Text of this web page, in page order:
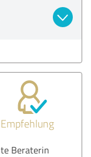
Empfehlung
Beraterin